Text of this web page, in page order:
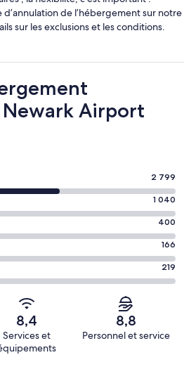
de l’hébergement sur notre
sur les exclusions et les conditions.
Airport
2 799
1 040
400
166
219
8,4
Services et
8,8
Personnel et service